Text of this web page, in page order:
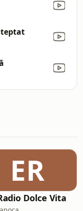
ER
Dolce Vita